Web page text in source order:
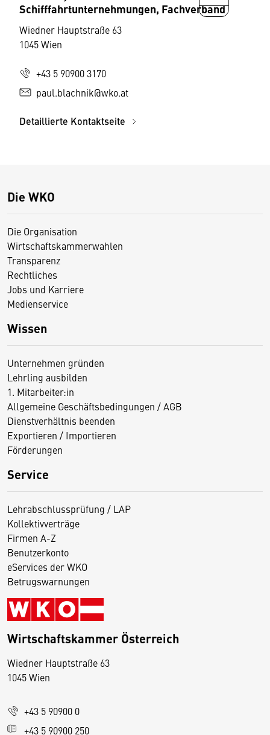
Schifffahrtunternehmungen, Fachverband
Wiedner Hauptstraße 63
1045 Wien
+43 5 90900 3170
paul.blachnik@wko.at
Detaillierte Kontaktseite
Die WKO
Die Organisation
Wirtschaftskammerwahlen
Transparenz
Rechtliches
Jobs und Karriere
Medienservice
Wissen
Unternehmen gründen
Lehrling ausbilden
1. Mitarbeiter:in
Allgemeine Geschäftsbedingungen / AGB
Dienstverhältnis beenden
Exportieren / Importieren
Förderungen
Service
Lehrabschlussprüfung / LAP
Kollektivverträge
Firmen A-Z
Benutzerkonto
eServices der WKO
Betrugswarnungen
Wirtschaftskammer Österreich
Wiedner Hauptstraße 63
1045 Wien
+43 5 90900 0
+43 5 90900 250
D
s
e